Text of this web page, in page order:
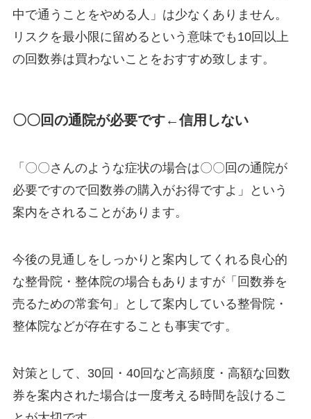
中で通うことをやめる人」は少なくありません。
リスクを最小限に留めるという意味でも10回以上
の回数券は買わないことをおすすめ致します。
〇〇回の通院が必要です←信用しない
「〇〇さんのような症状の場合は〇〇回の通院が
必要ですので回数券の購入がお得ですよ」という
案内をされることがあります。
今後の見通しをしっかりと案内してくれる良心的
な整骨院・整体院の場合もありますが「回数券を
売るための常套句」として案内している整骨院・
整体院などが存在することも事実です。
対策として、30回・40回など高頻度・高額な回数
券を案内された場合は一度考える時間を設けるこ